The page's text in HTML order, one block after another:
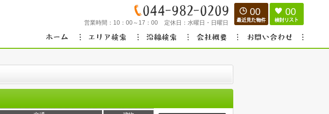
営業時間： 10：00～17：00 定休日： 水曜日・日曜日
00 00